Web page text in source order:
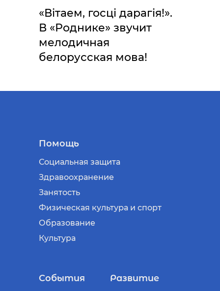
«Вітаем, госці дарагія!».
В «Роднике» звучит
мелодичная
белорусская мова!
Помощь
Социальная защита
Здравоохранение
Занятость
Физическая культура и спорт
Образование
Культура
События Развитие